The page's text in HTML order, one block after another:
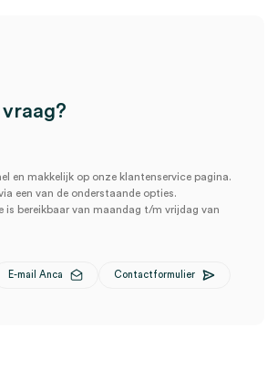
vraag?
en makkelijk op onze klantenservice pagina.
een van de onderstaande opties.
is bereikbaar van maandag t/m vrijdag van
E-mail Anca Contactformulier